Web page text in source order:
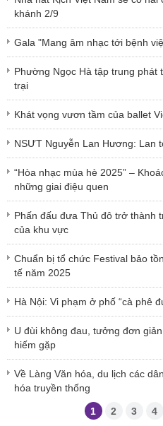
khánh 2/9
Gala "Mang âm nhạc tới bệnh
Phường Ngọc Hà tập trung phát
trại
Khát vọng vươn tầm của ballet
NSƯT Nguyễn Lan Hương: Lan
“Hòa nhạc mùa hè 2025” –
những giai điệu quen
Phấn đấu đưa Thủ đô trở thành
của khu vực
Chuẩn bị tổ chức Festival bảo
tế năm 2025
Hà Nội: Vi phạm ở phố “cà phê
U đùi không đau, tưởng đơn
hiếm gặp
Về Làng Văn hóa, du lịch các
hóa truyền thống
1 2 3 4